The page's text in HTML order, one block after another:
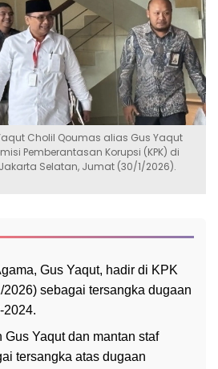
Cholil Qoumas alias Gus Yaqut
Pemberantasan Korupsi (KPK) di
Jakarta Selatan, Jumat (30/1/2026).
Gus Yaqut, hadir di KPK
2026) sebagai tersangka dugaan
2024.
Gus Yaqut dan mantan staf
tersangka atas dugaan